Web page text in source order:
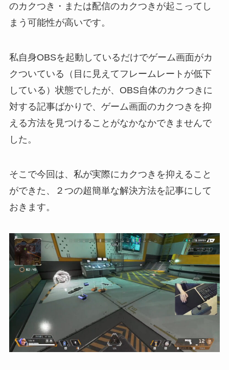
のカクつき・または配信のカクつきが起こってし
まう可能性が高いです。
私自身OBSを起動しているだけでゲーム画面がカ
クついている（目に見えてフレームレートが低下
している）状態でしたが、OBS自体のカクつきに
対する記事ばかりで、ゲーム画面のカクつきを抑
える方法を見つけることがなかなかできませんで
した。
そこで今回は、私が実際にカクつきを抑えること
ができた、２つの超簡単な解決方法を記事にして
おきます。